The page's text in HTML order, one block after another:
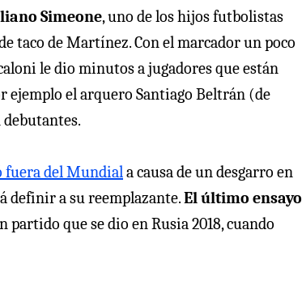
Simeone, uno de los hijos futbolistas
taco de Martínez. Con el marcador un poco
le dio minutos a jugadores que están
ejemplo el arquero Santiago Beltrán (de
fuera del Mundiala causa de un desgarro en
definir a su reemplazante.El último ensayo
partido que se dio en Rusia 2018, cuando